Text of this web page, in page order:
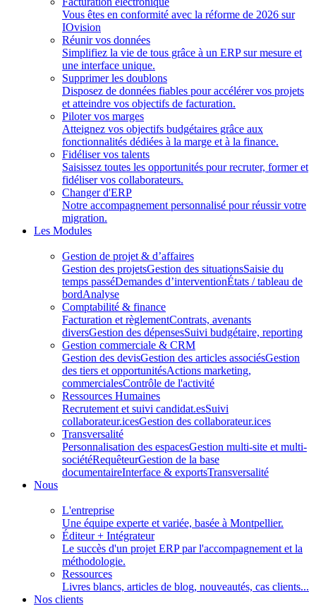
Vous êtes en conformité avec la réforme de 2026 sur
IOvision
Réunir vos données
Simplifiez la vie de tous grâce à un ERP sur mesure et
une interface unique.
Supprimer les doublons
Disposez de données fiables pour accélérer vos projets
et atteindre vos objectifs de facturation.
Piloter vos marges
Atteignez vos objectifs budgétaires grâce aux
fonctionnalités dédiées à la marge et à la finance.
Fidéliser vos talents
Saisissez toutes les opportunités pour recruter, former et
fidéliser vos collaborateurs.
Changer d'ERP
Notre accompagnement personnalisé pour réussir votre
migration.
Les Modules
Gestion de projet & d’affaires
Gestion des projetsGestion des situationsSaisie du
temps passéDemandes d’interventionÉtats / tableau de
bordAnalyse
Comptabilité & finance
Facturation et règlementContrats, avenants
diversGestion des dépensesSuivi budgétaire, reporting
Gestion commerciale & CRM
Gestion des devisGestion des articles associésGestion
des tiers et opportunitésActions marketing,
commercialesContrôle de l'activité
Ressources Humaines
Recrutement et suivi candidat.esSuivi
collaborateur.icesGestion des collaborateur.ices
Transversalité
Personnalisation des espacesGestion multi-site et multi-
sociétéRequêteurGestion de la base
documentaireInterface & exportsTransversalité
Nous
L'entreprise
Une équipe experte et variée, basée à Montpellier.
Éditeur + Intégrateur
Le succès d'un projet ERP par l'accompagnement et la
méthodologie.
Ressources
Livres blancs, articles de blog, nouveautés, cas clients...
Nos clients